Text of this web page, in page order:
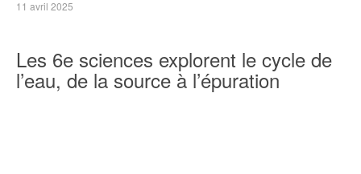
11 avril 2025
Les 6e sciences explorent le cycle de
l’eau, de la source à l’épuration